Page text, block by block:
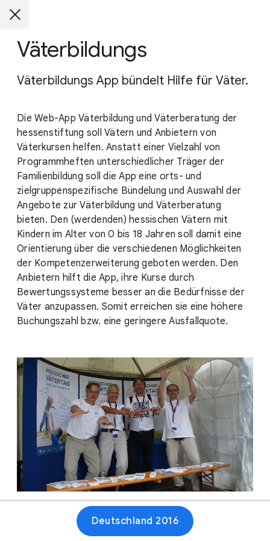
Väterbildungs
Väterbildungs App bündelt Hilfe für Väter.
Die Web-App Väterbildung und Väterberatung der
hessenstiftung soll Vätern und Anbietern von
Väterkursen helfen. Anstatt einer Vielzahl von
Programmheften unterschiedlicher Träger der
Familienbildung soll die App eine orts- und
zielgruppenspezifische Bündelung und Auswahl der
Angebote zur Väterbildung und Väterberatung
bieten. Den (werdenden) hessischen Vätern mit
Kindern im Alter von 0 bis 18 Jahren soll damit eine
Orientierung über die verschiedenen Möglichkeiten
der Kompetenzerweiterung geboten werden. Den
Anbietern hilft die App, ihre Kurse durch
Bewertungssysteme besser an die Bedürfnisse der
Väter anzupassen. Somit erreichen sie eine höhere
Buchungszahl bzw. eine geringere Ausfallquote.
Deutschland 2016